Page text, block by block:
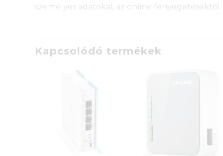
személyes adatokat az online fenyegetésektől.
Kapcsolódó termékek